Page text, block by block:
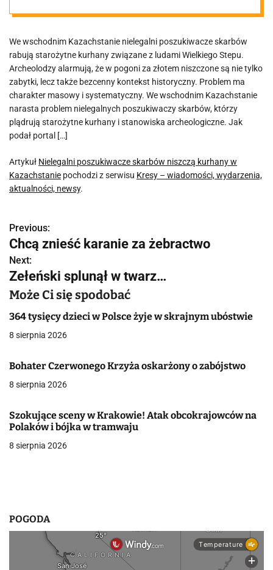
kurhany w
Kazachstanie
We wschodnim Kazachstanie nielegalni poszukiwacze skarbów
rabują starożytne kurhany związane z ludami Wielkiego Stepu.
Archeolodzy alarmują, że w pogoni za złotem niszczone są nie tylko
zabytki, lecz także bezcenny kontekst historyczny. Problem ma
charakter masowy i systematyczny. We wschodnim Kazachstanie
narasta problem nielegalnych poszukiwaczy skarbów, którzy
plądrują starożytne kurhany i stanowiska archeologiczne. Jak
podał portal […]
Artykuł Nielegalni poszukiwacze skarbów niszczą kurhany w
Kazachstanie pochodzi z serwisu Kresy – wiadomości, wydarzenia,
aktualności, newsy.
N
a
w
i
g
c
a
w
u
Previous:
Chcą znieść karanie za żebractwo
Next:
Zełeński splunął w twarz…
Może Ci się spodobać
364 tysięcy dzieci w Polsce żyje w skrajnym ubóstwie
8 sierpnia 2026
Bohater Czerwonego Krzyża oskarżony o zabójstwo
8 sierpnia 2026
Szokujące sceny w Krakowie! Atak obcokrajowców na
Polaków i bójka w tramwaju
8 sierpnia 2026
POGODA